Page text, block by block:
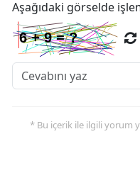
Aşağıdaki görselde
* Bu içerik ile ilgili yorum